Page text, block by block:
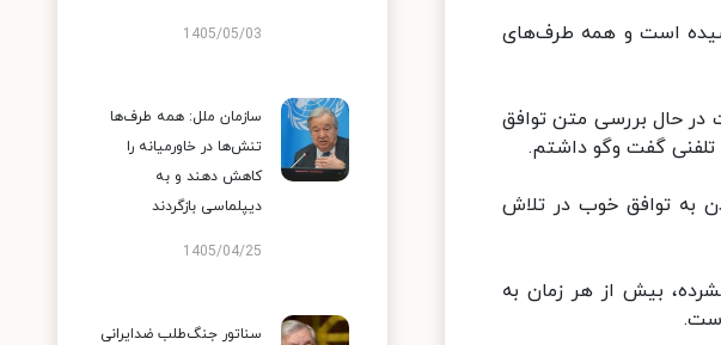
است و همه طرف‌های
در حال بررسی متن توافق
تلفنی گفت وگو داشتم.
به توافق خوب در تلاش
بیش از هر زمان به
1405/05/03
سازمان ملل: همه طرف‌ها
تنش‌ها در خاورمیانه را
کاهش دهند و به
دیپلماسی بازگردند
1405/04/25
سناتور جنگ‌طلب ضدایرانی